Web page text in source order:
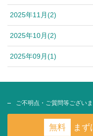
2025年11月(2)
2025年10月(2)
2025年09月(1)
ご不明点・ご質問等ござい
無料 まず